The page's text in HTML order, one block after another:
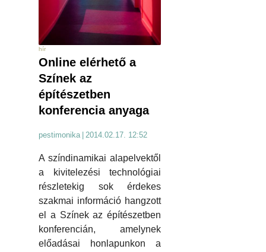
hír
Online elérhető a
Színek az
építészetben
konferencia anyaga
pestimonika 2014.02.17. 12:52
A színdinamikai alapelvektől
a kivitelezési technológiai
részletekig sok érdekes
szakmai információ hangzott
el a Színek az építészetben
konferencián, amelynek
előadásai honlapunkon a